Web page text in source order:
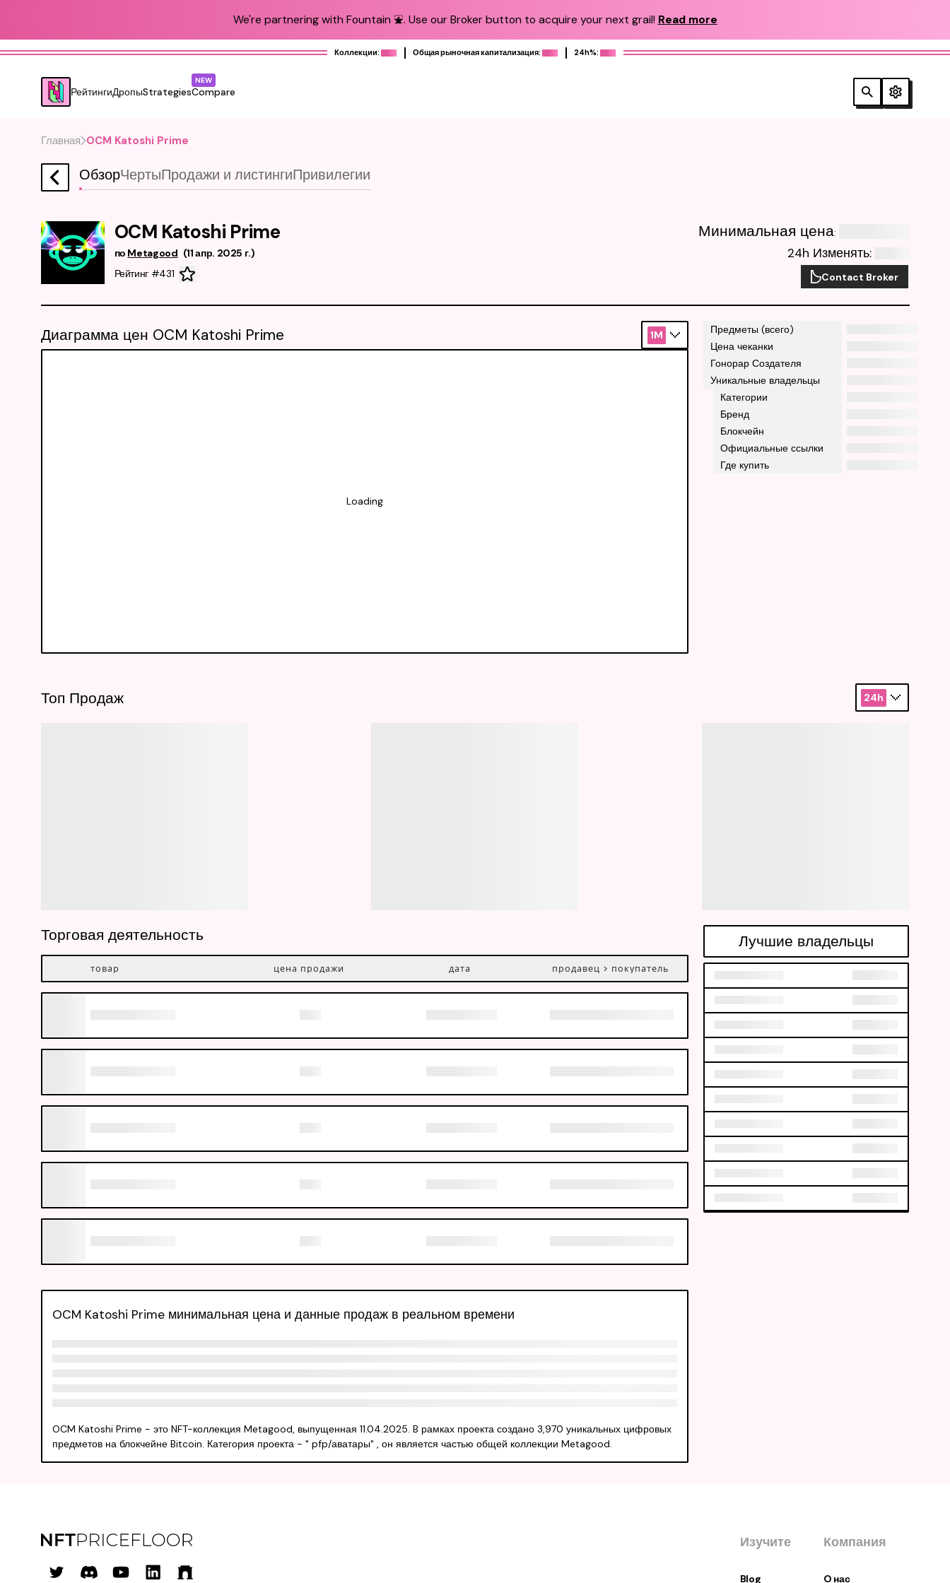
We're partnering with Fountain ⛲️. Use our Broker button to acquire your next grail! Read more
Коллекции: Общая рыночная капитализация: 24h%:
РейтингиДропыStrategiesCompare
NEW
Главная OCM Katoshi Prime
ОбзорЧертыПродажи и листингиПривилегии
OCM Katoshi Prime
по Metagood (11 апр. 2025 г.)
Рейтинг #431
Минимальная цена:
24h Изменять:
Contact Broker
OCM Katoshi Prime минимальная цена и данные продаж в реальном времени
OCM Katoshi Prime - это NFT-коллекция Metagood, выпущенная 11.04.2025. B рамках проекта создано 3,970 уникальных цифровых
предметов на блокчейне Bitcoin. Категория проекта - " pfp/аватары" , он является частью общей коллекции Metagood.
Предметы (всего)
Цена чеканки
Гонорар Создателя
Уникальные владельцы
Категории
Бренд
Блокчейн
Официальные ссылки
Где купить
Диаграмма цен OCM Katoshi Prime 1M
Loading
Топ Продаж 24h
Торговая деятельность
товар цена продажи дата продавец > покупатель
Лучшие владельцы
Изучите
Blog
Компания
O нас